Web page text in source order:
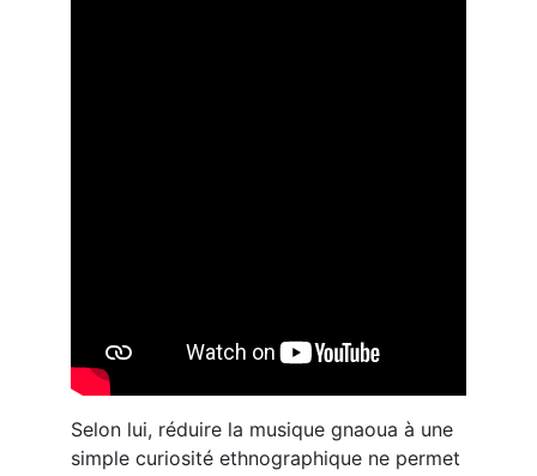
Selon lui, réduire la musique gnaoua à une
simple curiosité ethnographique ne permet